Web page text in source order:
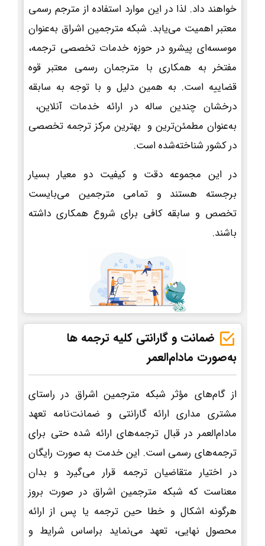
خواهند داد. لذا در این موارد استفاده از مترجم رسمی
معتبر اهمیت می‌یابد. شبکه مترجمین اشراق به‌عنوان
موسسه‌ای پیشرو در حوزه خدمات تخصصی ترجمه،
مفتخر به همکاری با مترجمان رسمی معتبر قوه
قضاییه است. به همین دلیل و با توجه به سابقه
درخشان چندین ساله در ارائه خدمات آنلاین،
به‌عنوان مطمئن‌ترین و بهترین مرکز ترجمه تخصصی
در کشور شناخته‌شده است.
در این مجموعه دقت و کیفیت دو معیار بسیار
برجسته هستند و تمامی مترجمین می‌بایست
تخصص و سابقه کافی برای شروع همکاری داشته
باشند.
ضمانت و گارانتی کلیه ترجمه ها
به‌صورت مادام‌العمر
از گام‌های مؤثر شبکه مترجمین اشراق در راستای
مشتری مداری ارائه گارانتی و ضمانت‌نامه تعهد
مادام‌العمر در قبال ترجمه‌های ارائه شده حتی برای
ترجمه‌های رسمی است. این خدمت به صورت رایگان
در اختیار متقاضیان ترجمه قرار می‌گیرد و بدان
معناست که شبکه مترجمین اشراق در صورت بروز
هرگونه اشکال و خطا حین ترجمه یا پس از ارائه
محصول نهایی، تعهد می‌نماید براساس شرایط و